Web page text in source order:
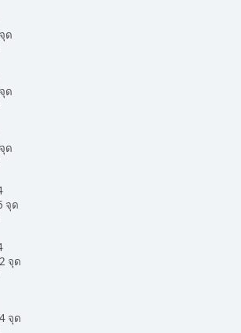
ด
ด
ด
จุด
จุด
จุด